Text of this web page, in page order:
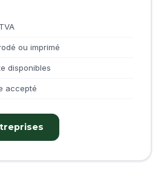
ou imprimé
disponibles
accepté